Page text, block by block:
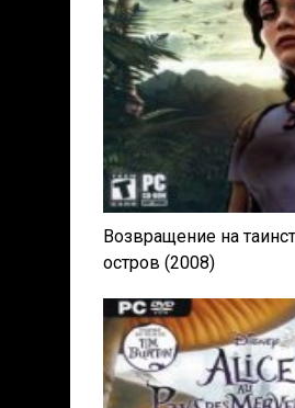
Возвращение на
остров (2008)